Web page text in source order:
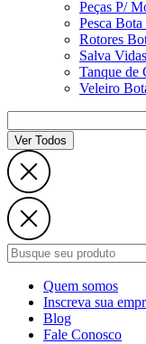
Peças P/
Pesca Bota
Rotores
Salva
Tanque de
Veleiro
Ver Todos
Quem somos
Inscreva sua
Blog
Fale Conosco